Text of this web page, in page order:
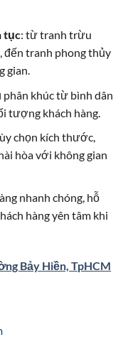
tục: từ tranh trừu
đến tranh phong thủy
gian.
phân khúc từ bình dân
tượng khách hàng.
chọn kích thước,
hòa với không gian
nhanh chóng, hỗ
hàng yên tâm khi
Bảy Hiền, TpHCM